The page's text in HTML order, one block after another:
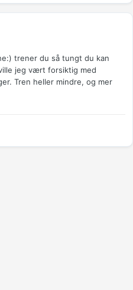
trener du så tungt du kan
jeg vært forsiktig med
Tren heller mindre, og mer